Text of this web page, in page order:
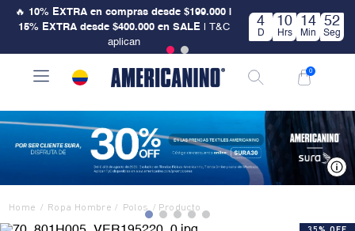
🔥 10% EXTRA en compras desde $199.000 |
15% EXTRA desde $400.000 en SALE| T&C
aplican
4
D
10
Hrs
14
Min
52
Seg
0
Ropa Hombre Polos